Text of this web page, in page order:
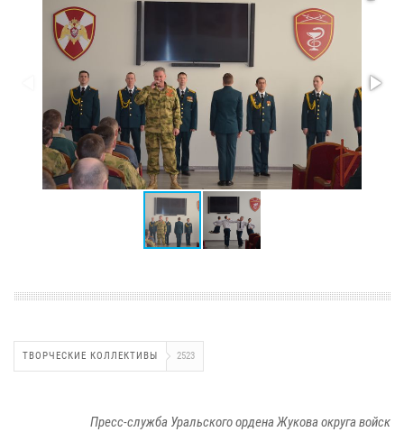
ТВОРЧЕСКИЕ КОЛЛЕКТИВЫ 2523
Пресс-служба Уральского ордена Жукова округа войск